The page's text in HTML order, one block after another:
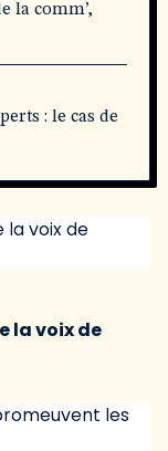
la comm’,
: le cas de
la voix de